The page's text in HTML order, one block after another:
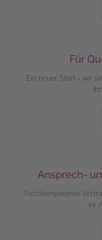
Für
Ein neuer Start - wir
Ansprech-
Fachkompetente
ihr